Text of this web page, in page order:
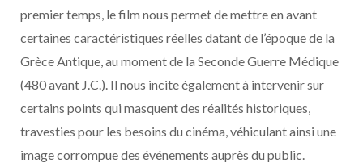
premier temps, le film nous permet de mettre en avant
certaines caractéristiques réelles datant de l’époque de la
Grèce Antique, au moment de la Seconde Guerre Médique
(480 avant J.C.). Il nous incite également à intervenir sur
certains points qui masquent des réalités historiques,
travesties pour les besoins du cinéma, véhiculant ainsi une
image corrompue des événements auprès du public.